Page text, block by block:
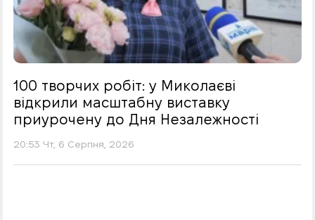
100 творчих робіт: у Миколаєві
відкрили масштабну виставку
приурочену до Дня Незалежності
20:53 Чт, 6 Серпня, 2026